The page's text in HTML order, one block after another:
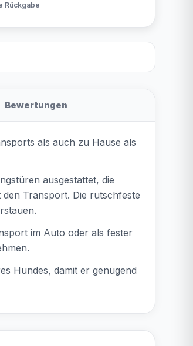
Rückgabe
Bewertungen
als auch zu Hause als
ausgestattet, die
Transport. Die rutschfeste
im Auto oder als fester
Hundes, damit er genügend